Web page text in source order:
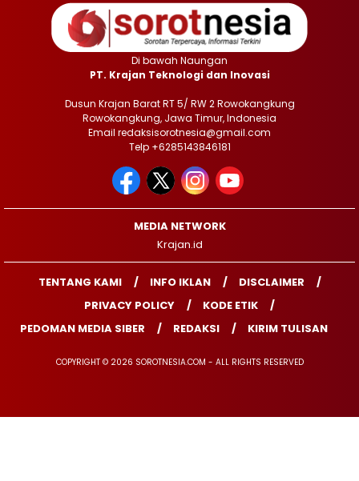
Di bawah Naungan
PT. Krajan Teknologi dan Inovasi
Dusun Krajan Barat RT 5/ RW 2 Rowokangkung
Rowokangkung, Jawa Timur, Indonesia
Email redaksisorotnesia@gmail.com
Telp +6285143846181
MEDIA NETWORK
Krajan.id
TENTANG KAMI INFO IKLAN
DISCLAIMER
PRIVACY POLICY
KODE ETIK
PEDOMAN MEDIA SIBER
REDAKSI KIRIM TULISAN
COPYRIGHT © 2026 SOROTNESIA.COM - ALL RIGHTS RESERVED